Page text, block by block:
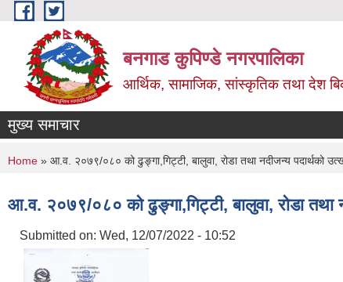
Skip to main content
बनगाड कुपिण्डे नगरपालिका
आर्थिक, सामाजिक, सांस्कृतिक तथा देश
मुख्य समाचार
You are here
Home » आ.व. २०७९/०८० को ढुङ्गा,गिट्टी, बालुवा, रोडा तथा नदीजन्य पदार्थको
आ.व. २०७९/०८० को ढुङ्गा,गिट्टी, बालुवा, रोडा तथा
Submitted on: Wed, 12/07/2022 - 10:52